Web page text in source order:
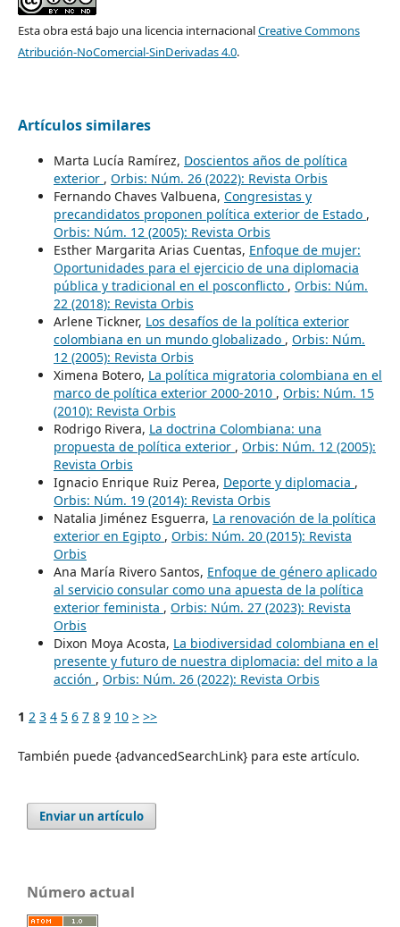
Esta obra está bajo una licencia internacionalCreative Commons
Atribución-NoComercial-SinDerivadas 4.0.
Artículos similares
Marta Lucía Ramírez, Doscientos años de política
exterior , Orbis: Núm. 26 (2022): Revista Orbis
Fernando Chaves Valbuena, Congresistas y
precandidatos proponen política exterior de Estado ,
Orbis: Núm. 12 (2005): Revista Orbis
Esther Margarita Arias Cuentas, Enfoque de mujer:
Oportunidades para el ejercicio de una diplomacia
pública y tradicional en el posconflicto , Orbis: Núm.
22 (2018): Revista Orbis
Arlene Tickner, Los desafíos de la política exterior
colombiana en un mundo globalizado , Orbis: Núm.
12 (2005): Revista Orbis
Ximena Botero, La política migratoria colombiana en el
marco de política exterior 2000-2010 , Orbis: Núm. 15
(2010): Revista Orbis
Rodrigo Rivera, La doctrina Colombiana: una
propuesta de política exterior , Orbis: Núm. 12 (2005):
Revista Orbis
Ignacio Enrique Ruiz Perea, Deporte y diplomacia ,
Orbis: Núm. 19 (2014): Revista Orbis
Natalia Jiménez Esguerra, La renovación de la política
exterior en Egipto , Orbis: Núm. 20 (2015): Revista
Orbis
Ana María Rivero Santos, Enfoque de género aplicado
al servicio consular como una apuesta de la política
exterior feminista , Orbis: Núm. 27 (2023): Revista
Orbis
Dixon Moya Acosta, La biodiversidad colombiana en el
presente y futuro de nuestra diplomacia: del mito a la
acción , Orbis: Núm. 26 (2022): Revista Orbis
1 2 3 4 5 6 7 8 9 10 > >>
También puede {advancedSearchLink} para este artículo.
Enviar un artículo
Número actual